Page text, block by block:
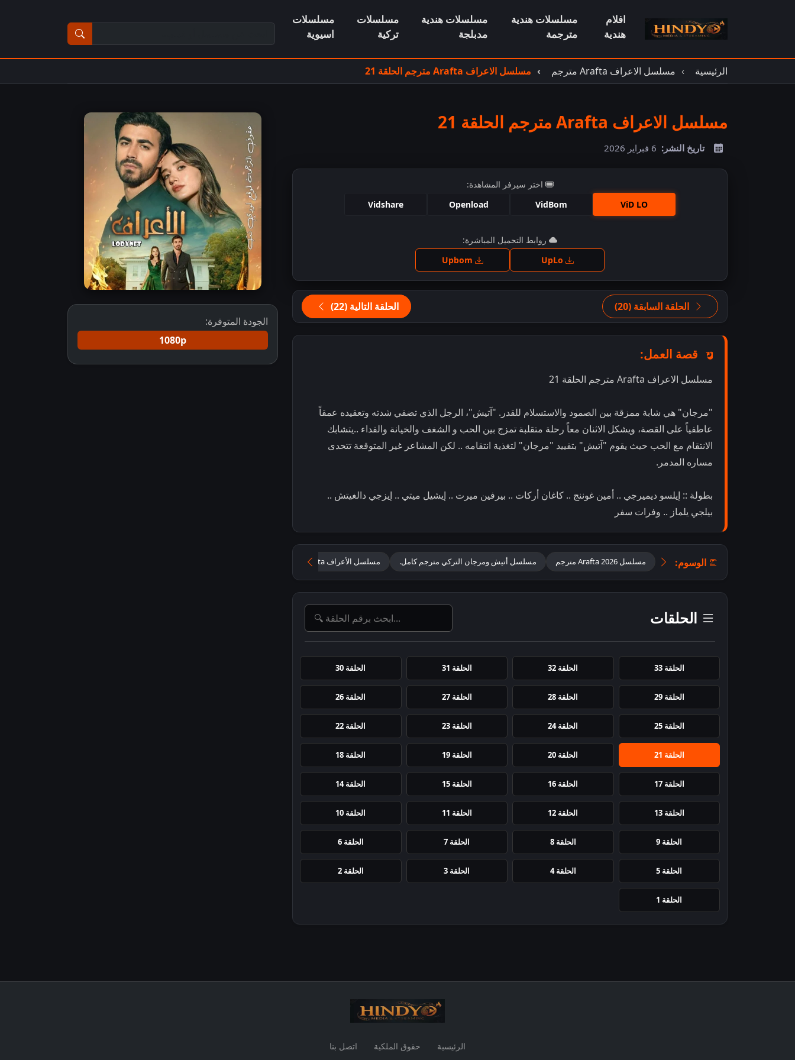
افلام
هندية
مسلسلات هندية
مترجمة
مسلسلات هندية
مدبلجة
مسلسلات
تركية
مسلسلات
اسيوية
الرئيسية مسلسل الاعراف Arafta مترجم مسلسل الاعراف Arafta مترجم الحلقة 21
مسلسل الاعراف Arafta مترجم الحلقة 21
تاريخ النشر: 6 فبراير 2026
اختر سيرفر المشاهدة:
ViD LO
VidBom
Openload
Vidshare
اضغط للمشاهدة
روابط التحميل المباشرة:
الحلقة السابقة (20) الحلقة التالية (22)
قصة العمل:
مسلسل الاعراف Arafta مترجم الحلقة 21
"مرجان" هي شابة ممزقة بين الصمود والاستسلام للقدر. "آتيش"، الرجل الذي تضفي شدته وتعقيده عمقاً
عاطفياً على القصة، ويشكل الاثنان معاً رحلة متقلبة تمزج بين الحب و الشغف والخيانة والفداء ..يتشابك
الانتقام مع الحب حيث يقوم "آتيش" بتقييد "مرجان" لتغذية انتقامه .. لكن المشاعر غير المتوقعة تتحدى
مساره المدمر.
بطولة :: إيلسو ديميرجي .. أمين غوننج .. كاغان أركات .. بيرفين ميرت .. إيشيل ميتي .. إيزجي دالغيتش ..
بيلجي يلماز .. وفرات سفر
الوسوم: مسلسل Arafta 2026 مترجم مسلسل أتيش ومرجان التركي مترجم كامل. مسلسل الأعراف Arafta الحلقة الأخيرة مترجم
الحلقات
الحلقة 33 الحلقة 32 الحلقة 31 الحلقة 30
الحلقة 29 الحلقة 28 الحلقة 27 الحلقة 26
الحلقة 25 الحلقة 24 الحلقة 23 الحلقة 22
الحلقة 21 الحلقة 20 الحلقة 19 الحلقة 18
الحلقة 17 الحلقة 16 الحلقة 15 الحلقة 14
الحلقة 13 الحلقة 12 الحلقة 11 الحلقة 10
الحلقة 9 الحلقة 8 الحلقة 7 الحلقة 6
الحلقة 5 الحلقة 4 الحلقة 3 الحلقة 2
الحلقة 1
الجودة المتوفرة:
1080p
الرئيسية حقوق الملكية اتصل بنا